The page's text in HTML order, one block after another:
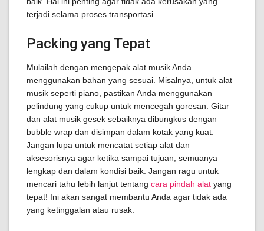
terjadi selama proses transportasi.
Packing yang Tepat
Mulailah dengan mengepak alat musik Anda
menggunakan bahan yang sesuai. Misalnya, untuk alat
musik seperti piano, pastikan Anda menggunakan
pelindung yang cukup untuk mencegah goresan. Gitar
dan alat musik gesek sebaiknya dibungkus dengan
bubble wrap dan disimpan dalam kotak yang kuat.
Jangan lupa untuk mencatat setiap alat dan
aksesorisnya agar ketika sampai tujuan, semuanya
lengkap dan dalam kondisi baik. Jangan ragu untuk
mencari tahu lebih lanjut tentang cara pindah alat yang
tepat! Ini akan sangat membantu Anda agar tidak ada
yang ketinggalan atau rusak.